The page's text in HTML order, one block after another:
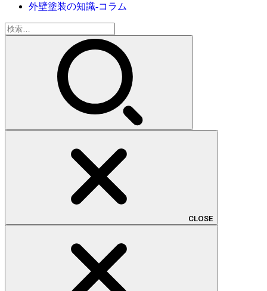
外壁塗装の知識‐コラム
検
索:
CLOSE